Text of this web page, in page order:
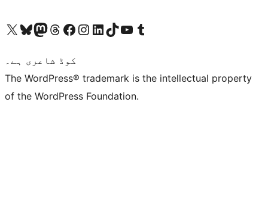
Visit our X (formerly Twitter) account
ہمارے بلیواسکائی اکاؤنٹ پر جائیں
Visit our Mastodon account
ہمارے ٹھریڈز اکاؤنٹ پر جائیں
Visit our Facebook page
Visit our Instagram account
Visit our LinkedIn account
ہمارے ٹک ٹاک اکاؤنٹ پر جائیں
Visit our YouTube channel
ہمارے ٹمبلر اکاؤنٹ پر جائیں
کوڈ شاعری ہے۔
The WordPress® trademark is the intellectual property
of the WordPress Foundation.